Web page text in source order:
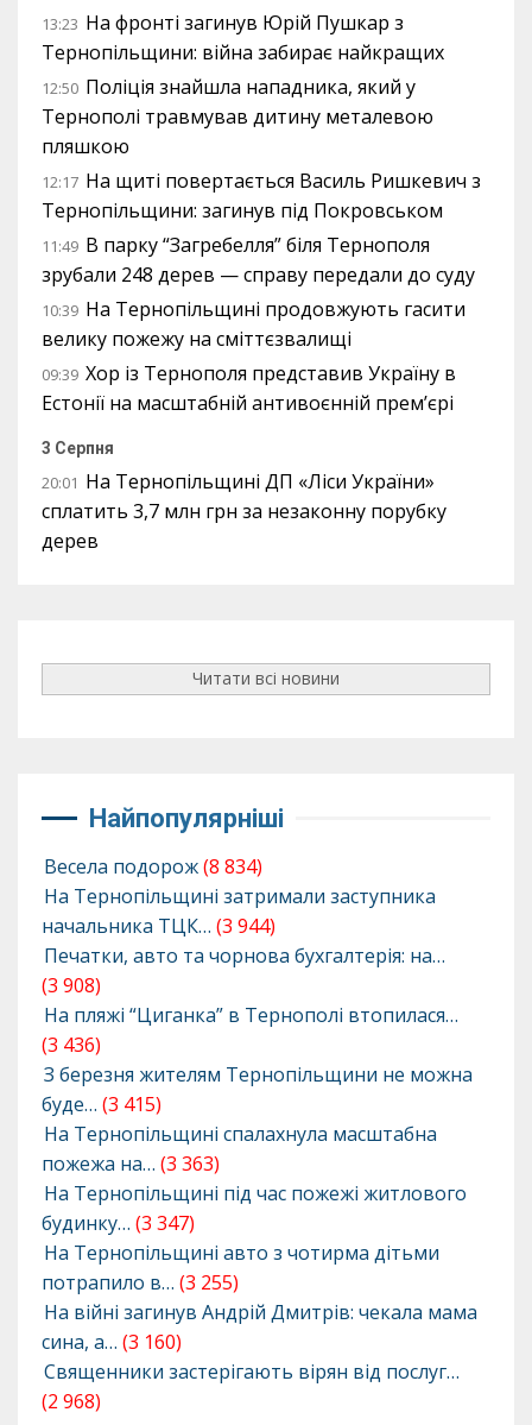
13:23 На фронті загинув Юрій Пушкар з
Тернопільщини: війна забирає найкращих
12:50 Поліція знайшла нападника, який у
Тернополі травмував дитину металевою
пляшкою
12:17 На щиті повертається Василь Ришкевич з
Тернопільщини: загинув під Покровськом
11:49 В парку “Загребелля” біля Тернополя
зрубали 248 дерев — справу передали до суду
10:39 На Тернопільщині продовжують гасити
велику пожежу на сміттєзвалищі
09:39 Хор із Тернополя представив Україну в
Естонії на масштабній антивоєнній прем’єрі
3 Серпня
20:01 На Тернопільщині ДП «Ліси України»
сплатить 3,7 млн грн за незаконну порубку
дерев
Читати всі новини
Найпопулярніші
Весела подорож(8 834)
На Тернопільщині затримали заступника
начальника ТЦК… (3 944)
Печатки, авто та чорнова бухгалтерія: на…
(3 908)
На пляжі “Циганка” в Тернополі втопилася…
(3 436)
З березня жителям Тернопільщини не можна
буде… (3 415)
На Тернопільщині спалахнула масштабна
пожежа на… (3 363)
На Тернопільщині під час пожежі житлового
будинку… (3 347)
На Тернопільщині авто з чотирма дітьми
потрапило в… (3 255)
На війні загинув Андрій Дмитрів: чекала мама
сина, а… (3 160)
Священники застерігають вірян від послуг…
(2 968)